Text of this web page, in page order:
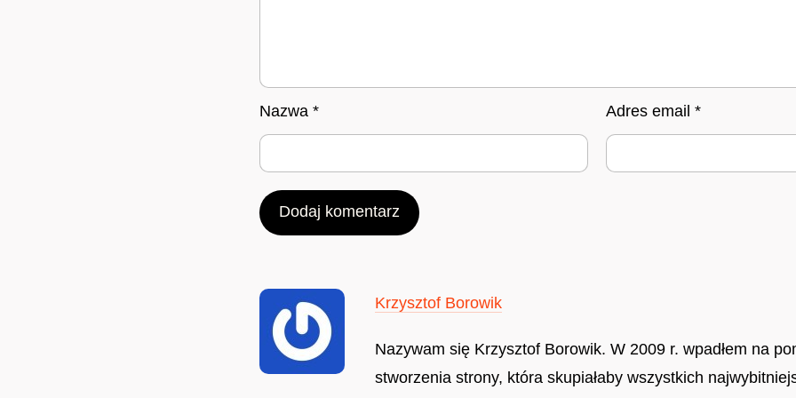
Nazwa * Adres email *
Krzysztof Borowik
Nazywam się Krzysztof Borowik. W 2009 r. wpadłem na
stworzenia strony, która skupiałaby wszystkich